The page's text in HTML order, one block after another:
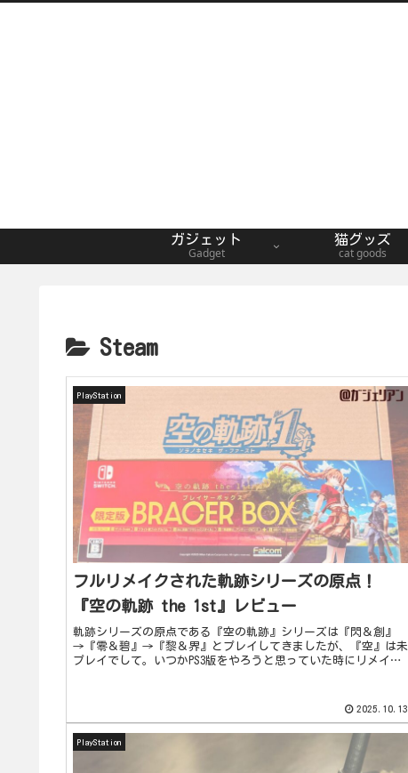
ガジェット
Gadget
猫グッズ
cat goods
Steam
PlayStation
フルリメイクされた軌跡シリーズの原点！
『空の軌跡 the 1st』レビュー
軌跡シリーズの原点である『空の軌跡』シリーズは『閃＆創』
→『零＆碧』→『黎＆界』とプレイしてきましたが、『空』は未
プレイでして。いつかPS3版をやろうと思っていた時にリメイク
2025.10.13
PlayStation